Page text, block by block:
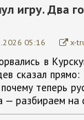
игру. Два
05:16 x-
в
сказал
теперь
— разбираем на